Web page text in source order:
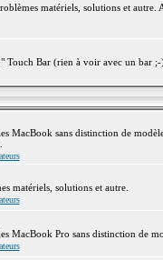
matériels, solutions et
Touch Bar (rien à voir avec un bar
MacBook sans distinction de
matériels, solutions et autre.
MacBook Pro sans distinction de